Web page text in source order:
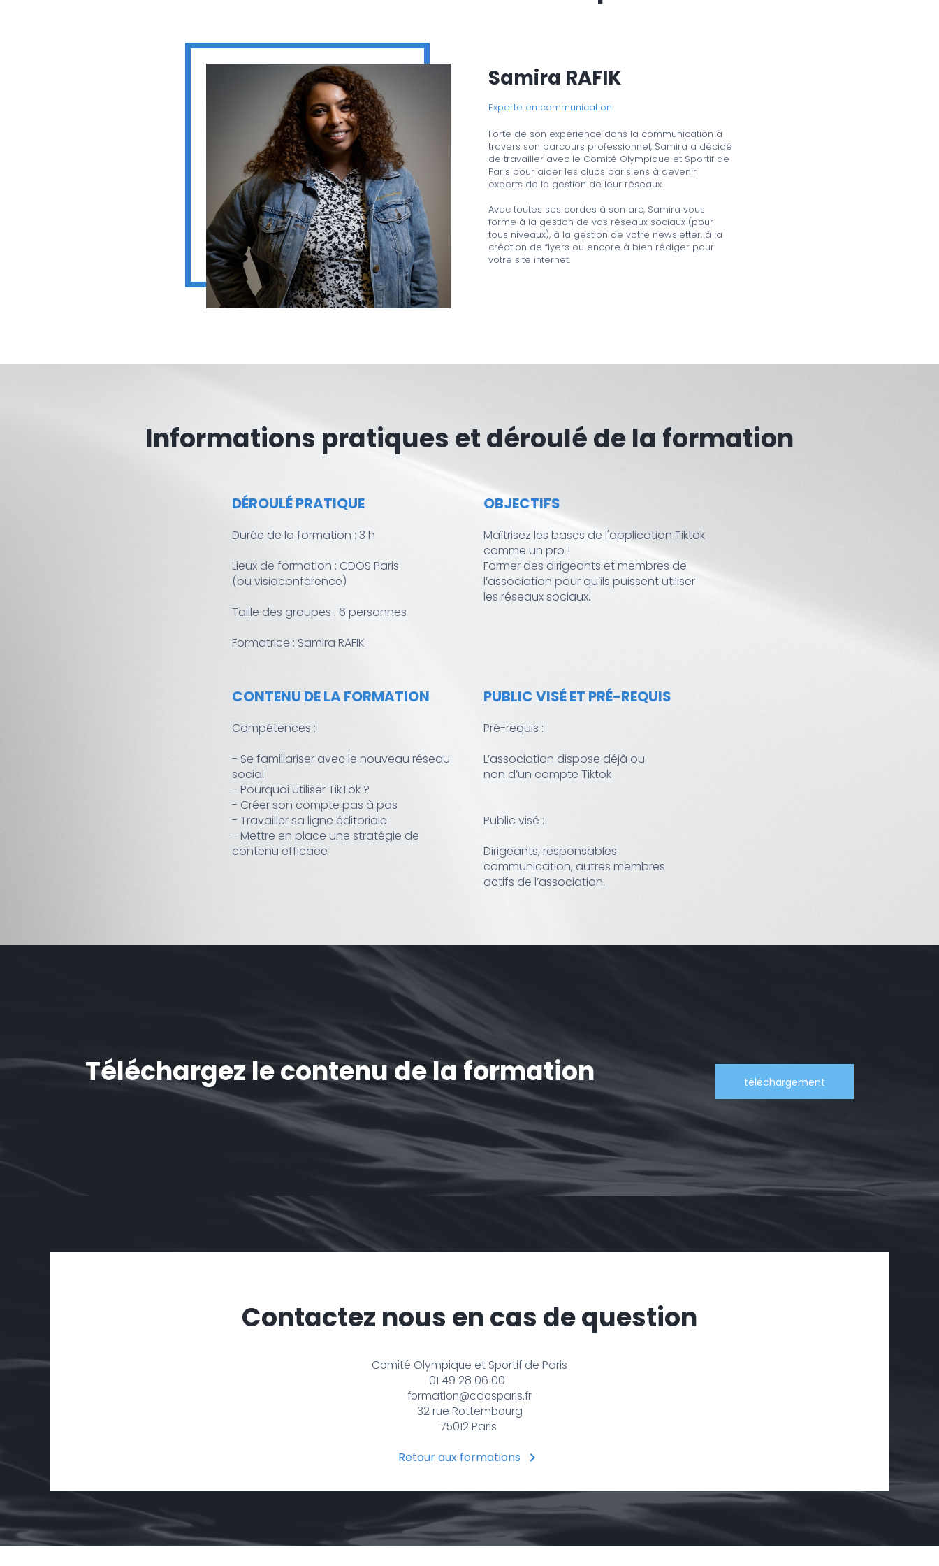
Samira RAFIK
Experte en communication
Forte de son expérience dans la communication à
travers son parcours professionnel, Samira a décidé
de travailler avec le Comité Olympique et Sportif de
Paris pour aider les clubs parisiens à devenir
experts de la gestion de leur réseaux.
Avec toutes ses cordes à son arc, Samira vous
forme à la gestion de vos réseaux sociaux (pour
tous niveaux), à la gestion de votre newsletter, à la
création de flyers ou encore à bien rédiger pour
votre site internet.
Informations pratiques et déroulé de la formation
DÉROULÉ PRATIQUE
Durée de la formation : 3 h
Lieux de formation : CDOS Paris
(ou visioconférence)
Taille des groupes : 6 personnes
Formatrice : Samira RAFIK
OBJECTIFS
Maîtrisez les bases de l'application Tiktok
comme un pro !
Former des dirigeants et membres de
l’association pour qu’ils puissent utiliser
les réseaux sociaux.
CONTENU DE LA FORMATION
Compétences :
- Se familiariser avec le nouveau réseau
social
- Pourquoi utiliser TikTok ?
- Créer son compte pas à pas
- Travailler sa ligne éditoriale
- Mettre en place une stratégie de
contenu efficace
PUBLIC VISÉ ET PRÉ-REQUIS
Pré-requis :
L’association dispose déjà ou
non d’un compte Tiktok
Public visé :
Dirigeants, responsables
communication, autres membres
actifs de l’association.
Téléchargez le contenu de la formation téléchargement
Contactez nous en cas de question
Comité Olympique et Sportif de Paris
01 49 28 06 00
formation@cdosparis.fr
32 rue Rottembourg
75012 Paris
Retour aux formations